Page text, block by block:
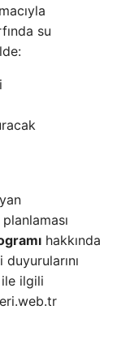
su
hakkında
ilgili